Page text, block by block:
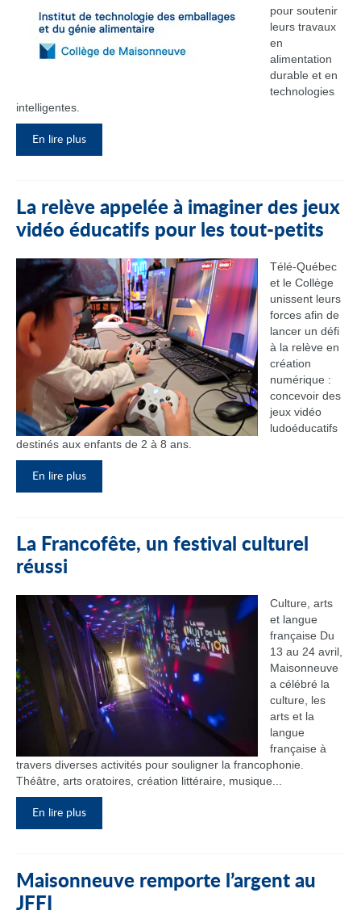
pour soutenir
leurs travaux
en
alimentation
durable et en
technologies
intelligentes.
En lire plus
La relève appelée à imaginer des jeux
vidéo éducatifs pour les tout-petits
Télé-Québec
et le Collège
unissent leurs
forces afin de
lancer un défi
à la relève en
création
numérique :
concevoir des
jeux vidéo
ludoéducatifs
destinés aux enfants de 2 à 8 ans.
En lire plus
La Francofête, un festival culturel
réussi
Culture, arts
et langue
française Du
13 au 24 avril,
Maisonneuve
a célébré la
culture, les
arts et la
langue
française à
travers diverses activités pour souligner la francophonie.
Théâtre, arts oratoires, création littéraire, musique...
En lire plus
Maisonneuve remporte l’argent au
JFFI